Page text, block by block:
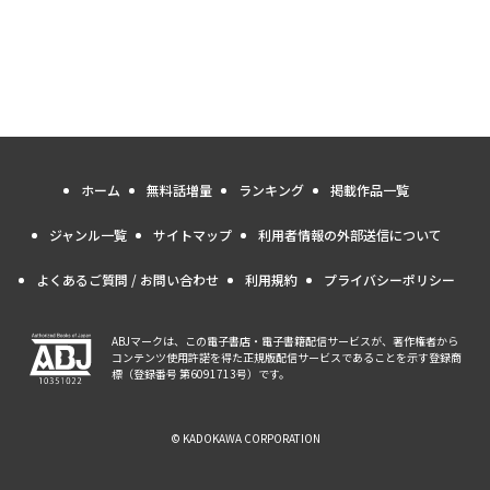
ホーム 無料話増量 ランキング 掲載作品一覧
ジャンル一覧 サイトマップ 利用者情報の外部送信について
よくあるご質問 / お問い合わせ 利用規約 プライバシーポリシー
ABJマークは、この電子書店・電子書籍配信サービスが、著作権者から
コンテンツ使用許諾を得た正規版配信サービスであることを示す登録商
標（登録番号 第6091713号）です。
© KADOKAWA CORPORATION